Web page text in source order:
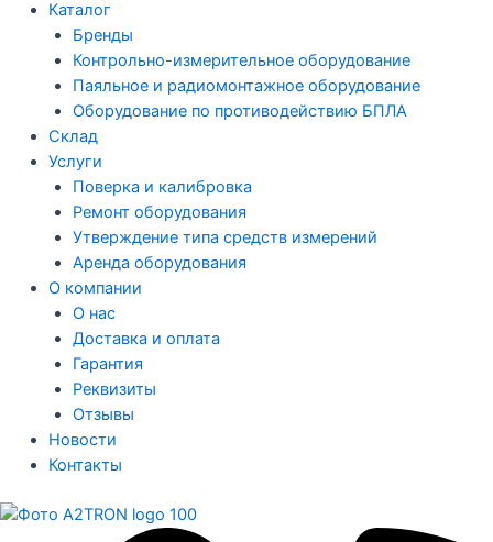
Каталог
Бренды
Контрольно-измерительное оборудование
Паяльное и радиомонтажное оборудование
Оборудование по противодействию БПЛА
Склад
Услуги
Поверка и калибровка
Ремонт оборудования
Утверждение типа средств измерений
Аренда оборудования
О компании
О нас
Доставка и оплата
Гарантия
Реквизиты
Отзывы
Новости
Контакты